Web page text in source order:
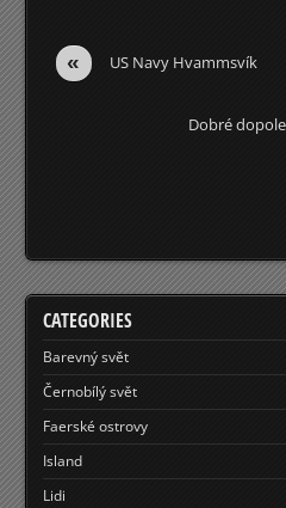
« US Navy Hvammsvík
Dobré
CATEGORIES
Barevný svět
Černobílý svět
Faerské ostrovy
Island
Lidi